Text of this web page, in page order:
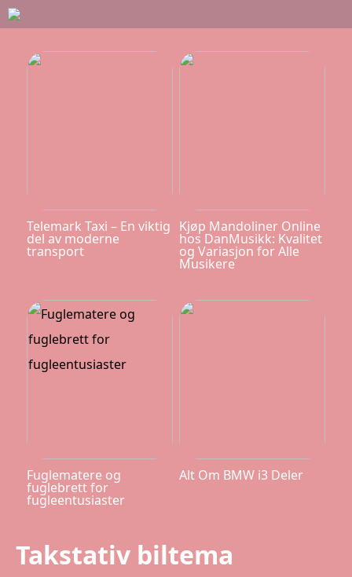
Telemark Taxi – En viktig
del av moderne
transport
Kjøp Mandoliner Online
hos DanMusikk: Kvalitet
og Variasjon for Alle
Musikere
Fuglematere og
fuglebrett for
fugleentusiaster
Alt Om BMW i3 Deler
Takstativ biltema